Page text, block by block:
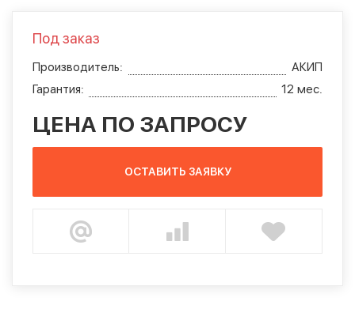
Под заказ
Производитель:
АКИП
Гарантия:
12 мес.
ЦЕНА ПО ЗАПРОСУ
ОСТАВИТЬ ЗАЯВКУ